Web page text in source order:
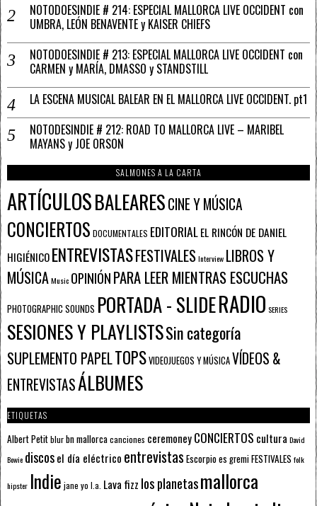
NOTODOESINDIE # 214: ESPECIAL MALLORCA LIVE OCCIDENT con
UMBRA, LEÓN BENAVENTE y KAISER CHIEFS
NOTODOESINDIE # 213: ESPECIAL MALLORCA LIVE OCCIDENT con
CARMEN y MARÍA, DMASSO y STANDSTILL
LA ESCENA MUSICAL BALEAR EN EL MALLORCA LIVE OCCIDENT. pt1
NOTODESINDIE # 212: ROAD TO MALLORCA LIVE – MARIBEL
MAYANS y JOE ORSON
SALMONES A LA CARTA
ARTÍCULOSBALEARESCINE Y MÚSICA
CONCIERTOS DOCUMENTALES EDITORIALEL RINCÓN DE DANIEL
HIGIÉNICOENTREVISTASFESTIVALESInterview LIBROS Y
MÚSICAMusic OPINIÓNPARA LEER MIENTRAS ESCUCHAS
PHOTOGRAPHIC SOUNDS PORTADA - SLIDERADIO SERIES
SESIONES Y PLAYLISTSSin categoría
SUPLEMENTO PAPELTOPSVIDEOJUEGOS Y MÚSICAVÍDEOS &
ENTREVISTASÁLBUMES
ETIQUETAS
Albert Petitblurbn mallorcacanciones ceremoneyCONCIERTOS cultura David
Bowie discosel día eléctrico entrevistas Escorpioes gremiFESTIVALES folk
hipster Indie jane yo l.a. Lava fizz los planetasmallorca